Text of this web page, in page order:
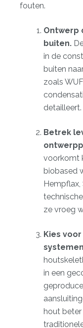
fouten.
Ontwerp
buiten.
in de
buiten
zoals
detailleert.
Betrek
voorkomt
biobased
Hempflax,
ze vroeg
Kies
in een
hout beter